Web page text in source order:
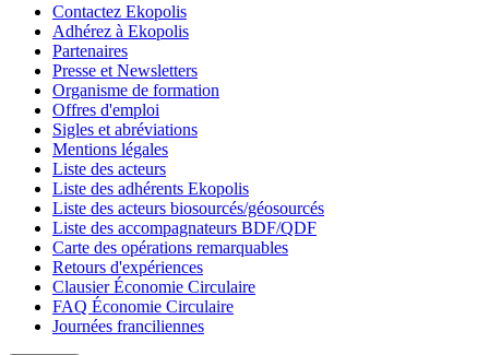
Contactez Ekopolis
Adhérez à Ekopolis
Partenaires
Presse et Newsletters
Organisme de formation
Offres d'emploi
Sigles et abréviations
Mentions légales
Liste des acteurs
Liste des adhérents Ekopolis
Liste des acteurs biosourcés/géosourcés
Liste des accompagnateurs BDF/QDF
Carte des opérations remarquables
Retours d'expériences
Clausier Économie Circulaire
FAQ Économie Circulaire
Journées franciliennes